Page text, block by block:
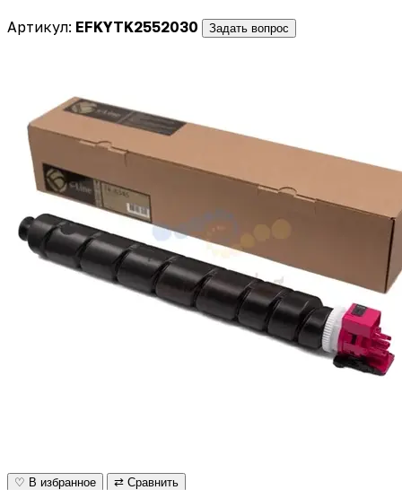
Артикул: EFKYTK2552030 Задать вопрос
♡ В избранное ⇄ Сравнить